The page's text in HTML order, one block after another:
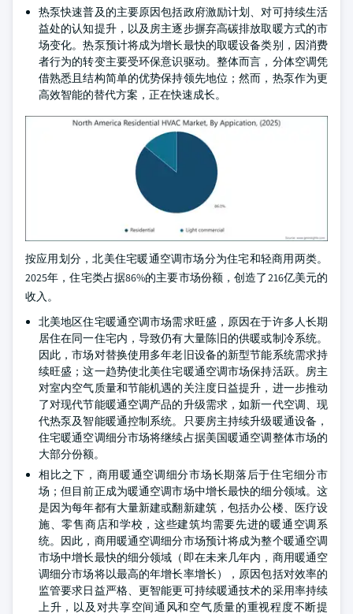
热泵快速普及的主要原因包括政府激励计划、对可持续生活
益处的认知提升，以及房主逐步摒弃高碳排放取暖方式的市
场变化。热泵预计将成为增长最快的取暖设备类别，因消费
者行为的转变主要受环保意识驱动。整体而言，分体空调凭
借熟悉且结构简单的优势保持领先地位；然而，热泵作为更
高效智能的替代方案，正在快速成长。
按应用划分，北美住宅暖通空调市场分为住宅和轻商用两类。
2025年，住宅类占据86%的主要市场份额，创造了216亿美元的
收入。
北美地区住宅暖通空调市场需求旺盛，原因在于许多人长期
居住在同一住宅内，导致仍有大量陈旧的供暖或制冷系统。
因此，市场对替换使用多年老旧设备的新型节能系统需求持
续旺盛；这一趋势使北美住宅暖通空调市场保持活跃。房主
对室内空气质量和节能机遇的关注度日益提升，进一步推动
了对现代节能暖通空调产品的升级需求，如新一代空调、现
代热泵及智能暖通控制系统。只要房主持续升级暖通设备，
住宅暖通空调细分市场将继续占据美国暖通空调整体市场的
大部分份额。
相比之下，商用暖通空调细分市场长期落后于住宅细分市
场；但目前正成为暖通空调市场中增长最快的细分领域。这
是因为每年都有大量新建或翻新建筑，包括办公楼、医疗设
施、零售商店和学校，这些建筑均需要先进的暖通空调系
统。因此，商用暖通空调细分市场预计将成为整个暖通空调
市场中增长最快的细分领域（即在未来几年内，商用暖通空
调细分市场将以最高的年增长率增长），原因包括对效率的
监管要求日益严格、更智能更可持续暖通技术的采用率持续
上升，以及对共享空间通风和空气质量的重视程度不断提